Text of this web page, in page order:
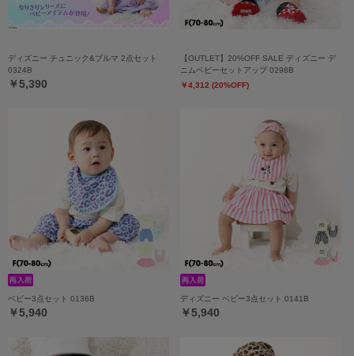
ディズニー チュニック&ブルマ 2点セット
0324B
￥5,390
【OUTLET】20%OFF SALE ディズニー デ
ニムベビーセットアップ 0298B
￥4,312 (20%OFF)
ベビー3点セット 0136B
￥5,940
ディズニー ベビー3点セット 0141B
￥5,940